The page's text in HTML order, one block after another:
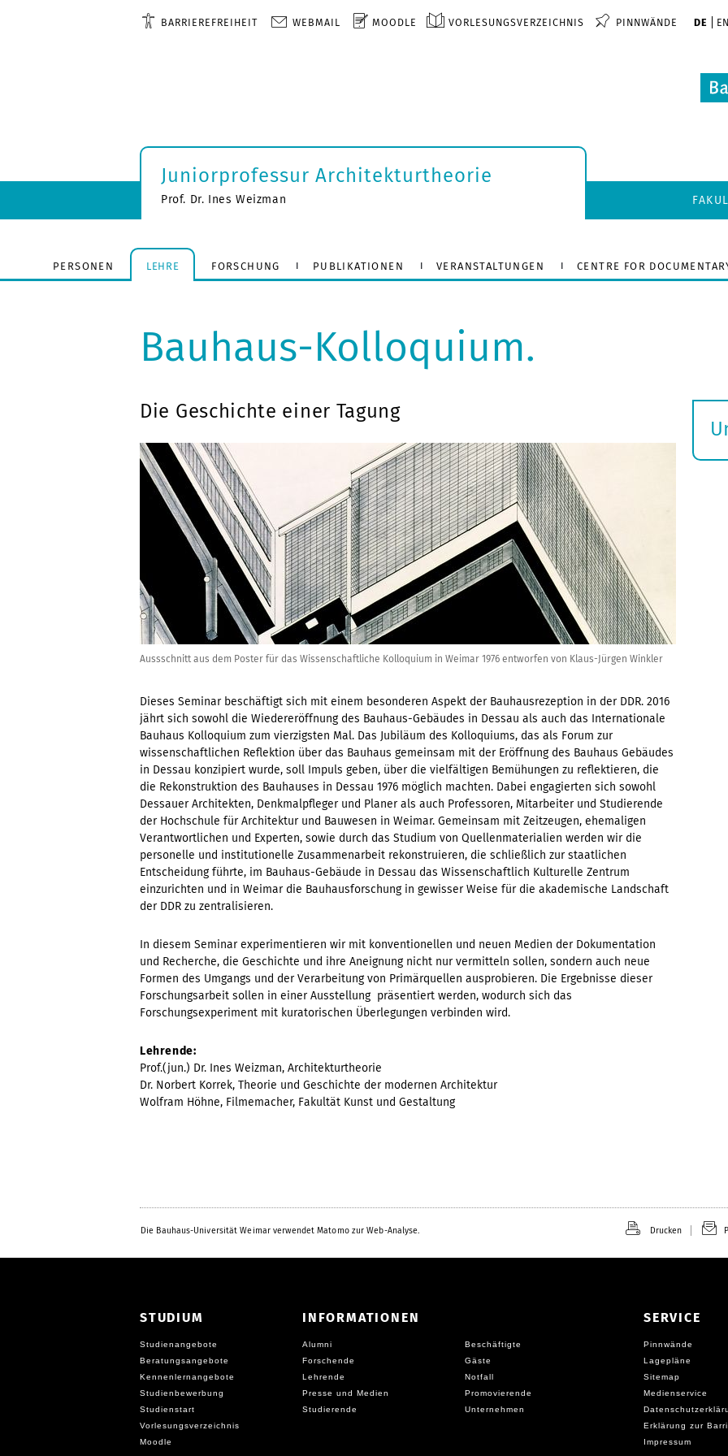
BARRIEREFREIHEIT WEBMAIL MOODLE VORLESUNGSVERZEICHNIS PINNWÄNDE DE EN
Juniorprofessur Architekturtheorie
Prof. Dr. Ines Weizman
PERSONEN LEHRE FORSCHUNG PUBLIKATIONEN VERANSTALTUNGEN CENTRE FOR
Bauhaus-Kolloquium.
Die Geschichte einer Tagung
Aussschnitt aus dem Poster für das Wissenschaftliche Kolloquium in Weimar 1976 entworfen von Klaus-Jürgen Winkler
Dieses Seminar beschäftigt sich mit einem besonderen Aspekt der Bauhausrezeption in der DDR. 2016
jährt sich sowohl die Wiedereröffnung des Bauhaus-Gebäudes in Dessau als auch das Internationale
Bauhaus Kolloquium zum vierzigsten Mal. Das Jubiläum des Kolloquiums, das als Forum zur
wissenschaftlichen Reflektion über das Bauhaus gemeinsam mit der Eröffnung des Bauhaus Gebäudes
in Dessau konzipiert wurde, soll Impuls geben, über die vielfältigen Bemühungen zu reflektieren, die
die Rekonstruktion des Bauhauses in Dessau 1976 möglich machten. Dabei engagierten sich sowohl
Dessauer Architekten, Denkmalpfleger und Planer als auch Professoren, Mitarbeiter und Studierende
der Hochschule für Architektur und Bauwesen in Weimar. Gemeinsam mit Zeitzeugen, ehemaligen
Verantwortlichen und Experten, sowie durch das Studium von Quellenmaterialien werden wir die
personelle und institutionelle Zusammenarbeit rekonstruieren, die schließlich zur staatlichen
Entscheidung führte, im Bauhaus-Gebäude in Dessau das Wissenschaftlich Kulturelle Zentrum
einzurichten und in Weimar die Bauhausforschung in gewisser Weise für die akademische Landschaft
der DDR zu zentralisieren.
In diesem Seminar experimentieren wir mit konventionellen und neuen Medien der Dokumentation
und Recherche, die Geschichte und ihre Aneignung nicht nur vermitteln sollen, sondern auch neue
Formen des Umgangs und der Verarbeitung von Primärquellen ausprobieren. Die Ergebnisse dieser
Forschungsarbeit sollen in einer Ausstellung präsentiert werden, wodurch sich das
Forschungsexperiment mit kuratorischen Überlegungen verbinden wird.
Lehrende:
Prof.(jun.) Dr. Ines Weizman, Architekturtheorie
Dr. Norbert Korrek, Theorie und Geschichte der modernen Architektur
Wolfram Höhne, Filmemacher, Fakultät Kunst und Gestaltung
Die Bauhaus-Universität Weimar verwendet Matomo zur Web-Analyse. Drucken
STUDIUM
Studienangebote
Beratungsangebote
Kennenlernangebote
Studienbewerbung
Studienstart
Vorlesungsverzeichnis
Moodle
INFORMATIONEN
Alumni
Beschäftigte
Forschende
Gäste
Lehrende
Notfall
Presse und Medien
Promovierende
Studierende
Unternehmen
SERVICE
Pinnwände
Lagepläne
Sitemap
Medienservice
Erklärung zur
Impressum